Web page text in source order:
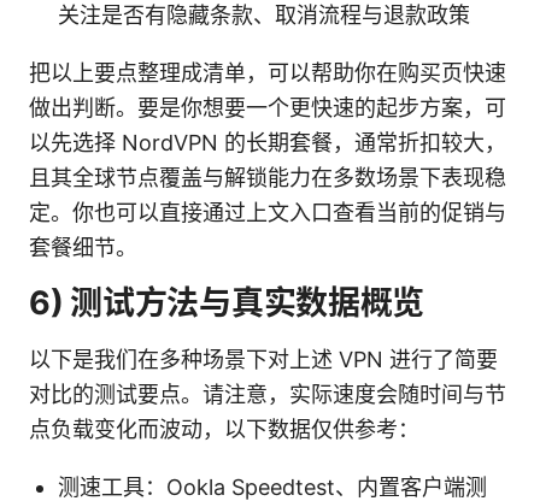
关注是否有隐藏条款、取消流程与退款政策
把以上要点整理成清单，可以帮助你在购买页快速
做出判断。要是你想要一个更快速的起步方案，可
以先选择 NordVPN 的长期套餐，通常折扣较大，
且其全球节点覆盖与解锁能力在多数场景下表现稳
定。你也可以直接通过上文入口查看当前的促销与
套餐细节。
6) 测试方法与真实数据概览
以下是我们在多种场景下对上述 VPN 进行了简要
对比的测试要点。请注意，实际速度会随时间与节
点负载变化而波动，以下数据仅供参考：
测速工具：Ookla Speedtest、内置客户端测